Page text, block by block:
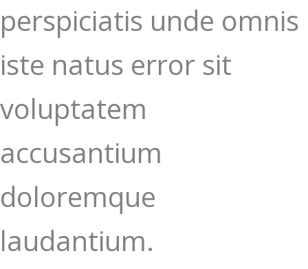
perspiciatis unde omnis
iste natus error sit
voluptatem
accusantium
doloremque
laudantium.